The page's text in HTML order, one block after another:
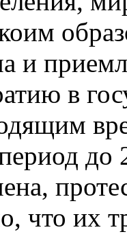
и
в
до
что их